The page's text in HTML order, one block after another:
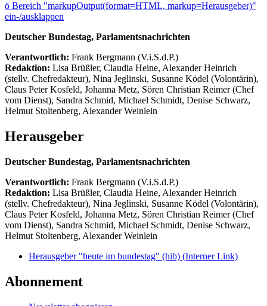
ö Bereich "markupOutput(format=HTML, markup=Herausgeber)"
ein-/ausklappen
Deutscher Bundestag, Parlamentsnachrichten
Verantwortlich: Frank Bergmann (V.i.S.d.P.)
Redaktion: Lisa Brüßler, Claudia Heine, Alexander Heinrich
(stellv. Chefredakteur), Nina Jeglinski, Susanne Ködel (Volontärin),
Claus Peter Kosfeld, Johanna Metz, Sören Christian Reimer (Chef
vom Dienst), Sandra Schmid, Michael Schmidt, Denise Schwarz,
Helmut Stoltenberg, Alexander Weinlein
Herausgeber
Deutscher Bundestag, Parlamentsnachrichten
Verantwortlich: Frank Bergmann (V.i.S.d.P.)
Redaktion: Lisa Brüßler, Claudia Heine, Alexander Heinrich
(stellv. Chefredakteur), Nina Jeglinski, Susanne Ködel (Volontärin),
Claus Peter Kosfeld, Johanna Metz, Sören Christian Reimer (Chef
vom Dienst), Sandra Schmid, Michael Schmidt, Denise Schwarz,
Helmut Stoltenberg, Alexander Weinlein
Herausgeber "heute im bundestag" (hib) (Interner Link)
Abonnement